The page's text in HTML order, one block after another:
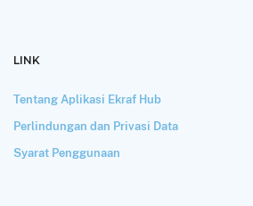
LINK
Tentang Aplikasi Ekraf Hub
Perlindungan dan Privasi Data
Syarat Penggunaan